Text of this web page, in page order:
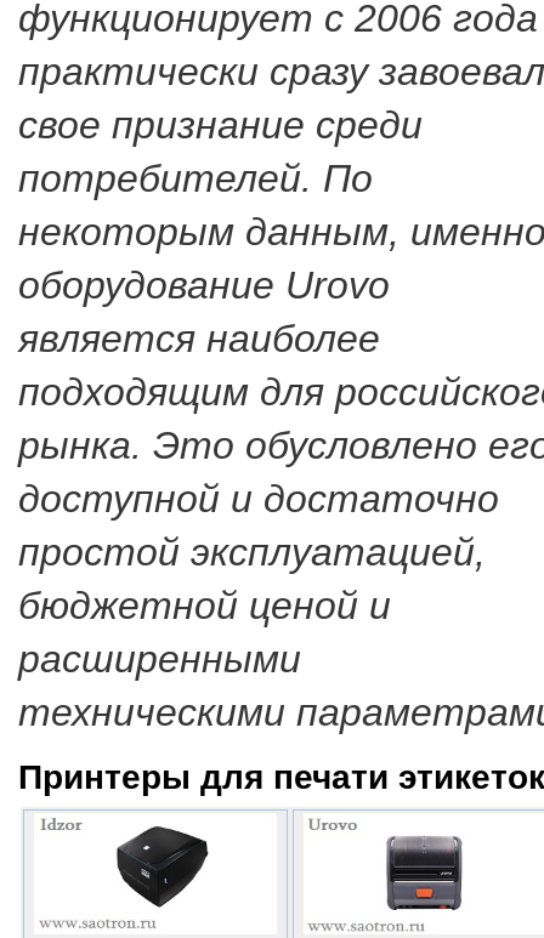
функционирует с 2006
практически сразу
свое признание среди
потребителей. По
некоторым данным,
оборудование Urovo
является наиболее
подходящим для
рынка. Это обусловлено
доступной и достаточно
простой эксплуатацией,
бюджетной ценой и
расширенными
техническими
Принтеры для печати